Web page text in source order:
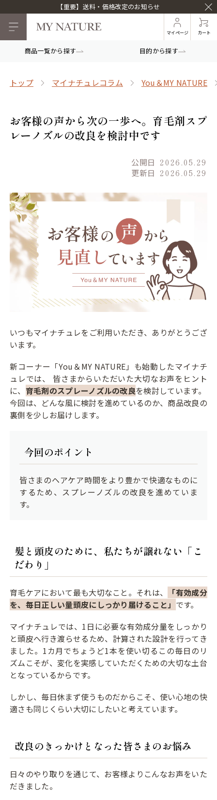
【重要】送料・価格改定のお知らせ
マイページ カート
商品一覧から探す 目的から探す
トップ マイナチュレコラム You＆MY NATURE
お客様の声から次の一歩へ。育毛剤スプ
レーノズルの改良を検討中です
公開日 2026.05.29
更新日 2026.05.29
いつもマイナチュレをご利用いただき、ありがとうござ
います。
新コーナー「You＆MY NATURE」も始動したマイナチ
ュレでは、 皆さまからいただいた大切なお声をヒント
に、 育毛剤のスプレーノズルの改良を検討しています。
今回は、どんな風に検討を進めているのか、商品改良の
裏側を少しお届けします。
今回のポイント
皆さまのヘアケア時間をより豊かで快適なものに
するため、スプレーノズルの改良を進めていま
す。
髪と頭皮のために、私たちが譲れない「こ
だわり」
育毛ケアにおいて最も大切なこと。それは、
「有効成分
を、毎日正しい量頭皮にしっかり届けること」 です。
マイナチュレでは、1日に必要な有効成分量をしっかり
と頭皮へ行き渡らせるため、計算された設計を行ってき
ました。1カ月でちょうど1本を使い切るこの毎日のリ
ズムこそが、変化を実感していただくための大切な土台
となっているからです。
しかし、毎日休まず使うものだからこそ、使い心地の快
適さも同じくらい大切にしたいと考えています。
改良のきっかけとなった皆さまのお悩み
日々のやり取りを通じて、お客様よりこんなお声をいた
だきました。